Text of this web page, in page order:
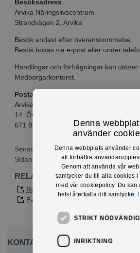
Besöksadress
Arvika Näringslivscentrum
Strandvägen 2, Arvika
Besök endast efter överenskommelse.
Besök bokas via e-post eller under
Handlingar och förfrågningar kan utöver
Medborgarkontoret.
Postadress:
Arvika kommun
14. Överförmyndarenhet
671 81 Arvika
Senast publicerad: 2026-06-18
Sidansvarig:
Sara Olsson
RELATERAD INFORMATION
Reglemente för
E-tjänster och blanketter
KONTAKTA OSS
Denna
använder
Denna webbplats använder
att förbättra
Genom att använda vår
samtycker du till alla cookies
med vår cookiepolicy. Du kan
helst återkalla ditt samtycke.
STRIKT
INRIKTNING